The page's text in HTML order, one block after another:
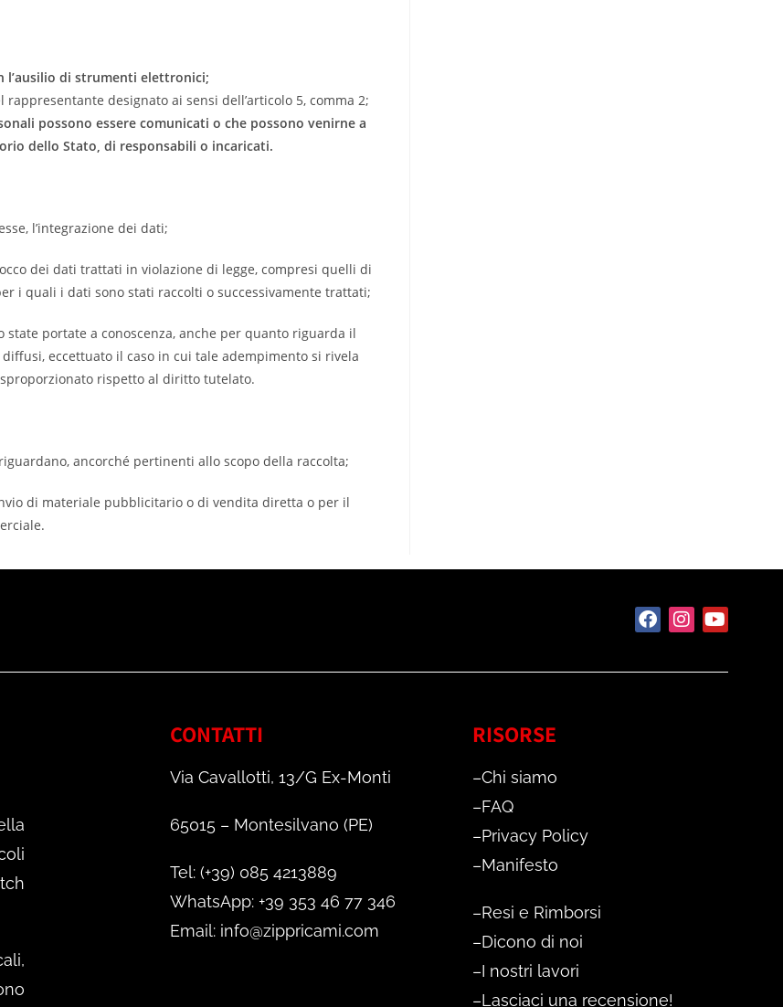
l’ausilio di strumenti elettronici;
designato ai sensi dell’articolo 5, comma 2;
possono essere comunicati o che possono venirne a
dello Stato, di responsabili o incaricati.
l’integrazione dei dati;
dei dati trattati in violazione di legge, compresi quelli di
i quali i dati sono stati raccolti o successivamente trattati;
state portate a conoscenza, anche per quanto riguarda il
eccettuato il caso in cui tale adempimento si rivela
rispetto al diritto tutelato.
ancorché pertinenti allo scopo della raccolta;
di materiale pubblicitario o di vendita diretta o per il
CONTATTI
Via Cavallotti, 13/G Ex-Monti
65015 – Montesilvano (PE)
Tel: (+39) 085 4213889
WhatsApp: +39 353 46 77 346
Email: info@zippricami.com
RISORSE
–Chi siamo
–FAQ
–Privacy Policy
–Manifesto
–Resi e Rimborsi
–Dicono di noi
–I nostri lavori
–Lasciaci una recensione!